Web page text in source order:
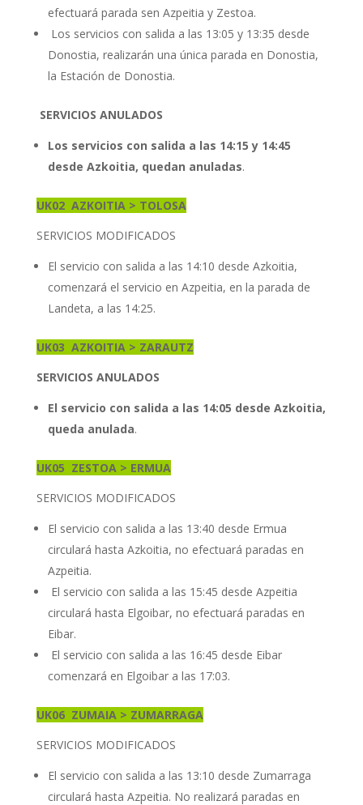
efectuará parada sen Azpeitia y Zestoa.
Los servicios con salida a las 13:05 y 13:35 desde
Donostia, realizarán una única parada en Donostia,
la Estación de Donostia.
SERVICIOS ANULADOS
Los servicios con salida a las 14:15 y 14:45
desde Azkoitia, quedan anuladas.
UK02 AZKOITIA > TOLOSA
SERVICIOS MODIFICADOS
El servicio con salida a las 14:10 desde Azkoitia,
comenzará el servicio en Azpeitia, en la parada de
Landeta, a las 14:25.
UK03 AZKOITIA > ZARAUTZ
SERVICIOS ANULADOS
El servicio con salida a las 14:05 desde Azkoitia,
queda anulada.
UK05 ZESTOA > ERMUA
SERVICIOS MODIFICADOS
El servicio con salida a las 13:40 desde Ermua
circulará hasta Azkoitia, no efectuará paradas en
Azpeitia.
El servicio con salida a las 15:45 desde Azpeitia
circulará hasta Elgoibar, no efectuará paradas en
Eibar.
El servicio con salida a las 16:45 desde Eibar
comenzará en Elgoibar a las 17:03.
UK06 ZUMAIA > ZUMARRAGA
SERVICIOS MODIFICADOS
El servicio con salida a las 13:10 desde Zumarraga
circulará hasta Azpeitia. No realizará paradas en